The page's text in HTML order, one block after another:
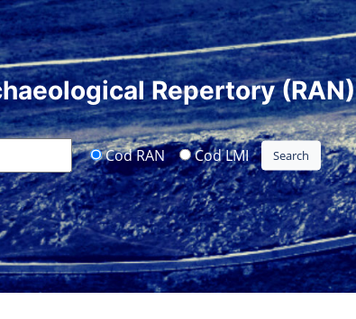
Repertory (RAN)
Cod RAN Cod LMI